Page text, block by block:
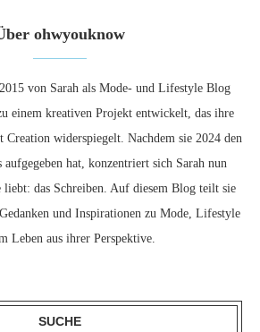
ohwyouknow
von Sarah als Mode- und Lifestyle Blog
einem kreativen Projekt entwickelt, das ihre
Creation widerspiegelt. Nachdem sie 2024 den
hat, konzentriert sich Sarah nun
liebt: das Schreiben. Auf diesem Blog teilt sie
und Inspirationen zu Mode, Lifestyle
Leben aus ihrer Perspektive.
SUCHE